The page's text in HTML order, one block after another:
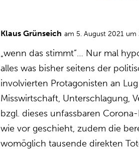
Klaus Grünseich am 5. August 2021 um
„wenn das stimmt”… Nur mal
alles was bisher seitens der
involvierten Protagonisten an
Misswirtschaft, Unterschlagung,
bzgl. dieses unfassbaren
wie vor geschieht, zudem die
womöglich tausende direkten